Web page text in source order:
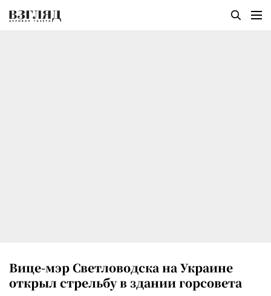
Вице-мэр Светловодска на Украине
открыл стрельбу в здании горсовета